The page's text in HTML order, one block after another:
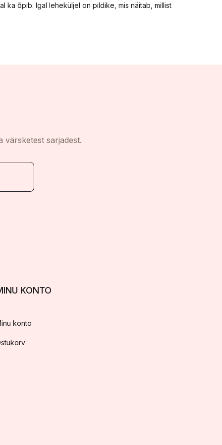
ka õpib. Igal leheküljel on pildike, mis näitab, millist
värsketest sarjadest.
KONTO
konto